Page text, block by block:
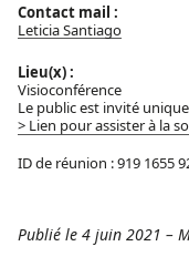
Contact mail :
Leticia Santiago
Lieu(x) :
Visioconférence
Le public est invité
> Lien pour assister à la
ID de réunion : 919 1655
Publié le 4 juin 2021 –